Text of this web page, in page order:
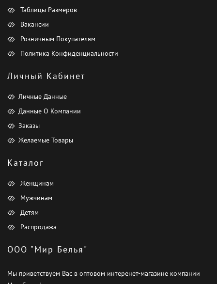
Таблицы Размеров
Вакансии
Розничным Покупателям
Политика Конфиденциальности
Личный Кабинет
Личные Данные
Данные О Компании
Заказы
Желаемые Товары
Каталог
Женщинам
Мужчинам
Детям
Распродажа
ООО "Мир Белья"
Мы приветствуем Вас в оптовом интеренет-магазине компании